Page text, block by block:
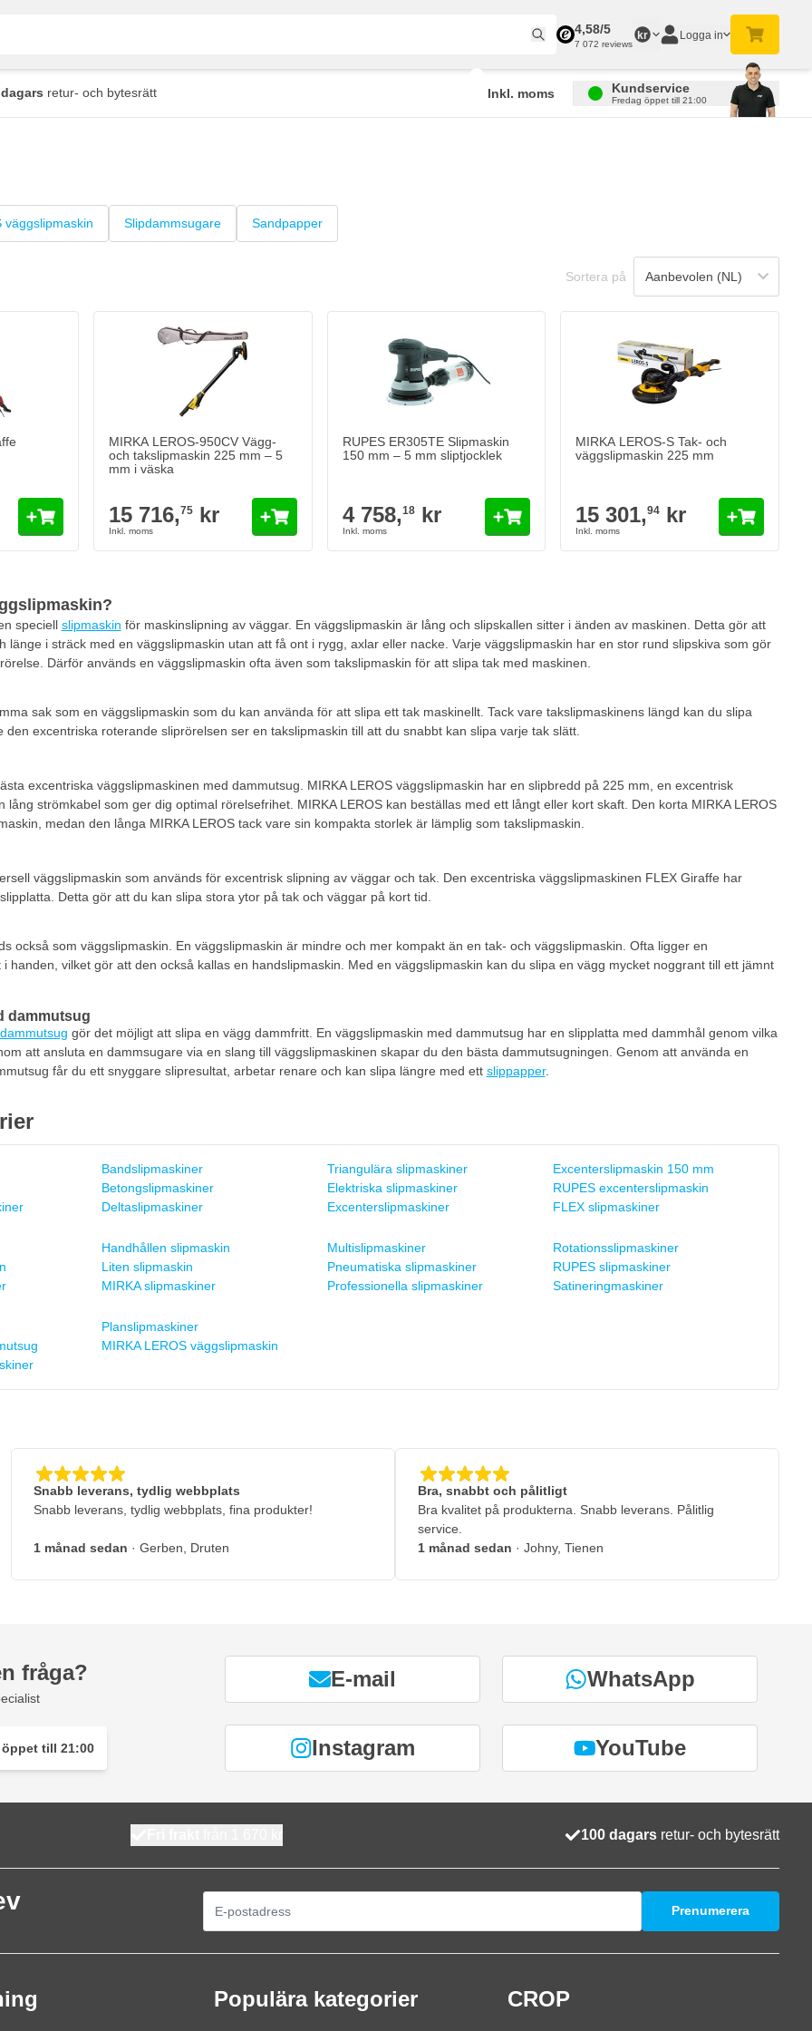
4,58/5
7 072 reviews
kr Logga in
retur- och bytesrätt Inkl. moms Kundservice
Fredag öppet till 21:00
väggslipmaskin Slipdammsugare Sandpapper
Sortera på
MIRKA LEROS-950CV Vägg-
och takslipmaskin 225 mm – 5
mm i väska
15 716,75 kr
RUPES ER305TE Slipmaskin
150 mm – 5 mm sliptjocklek
4 758,18kr
MIRKA LEROS-S Tak- och
väggslipmaskin 225 mm
15 301,94 kr
speciell slipmaskin för maskinslipning av väggar. En väggslipmaskin är lång och slipskallen sitter i änden av maskinen. Detta gör att
länge i sträck med en väggslipmaskin utan att få ont i rygg, axlar eller nacke. Varje väggslipmaskin har en stor rund slipskiva som gör
Därför används en väggslipmaskin ofta även som takslipmaskin för att slipa tak med maskinen.
sak som en väggslipmaskin som du kan använda för att slipa ett tak maskinellt. Tack vare takslipmaskinens längd kan du slipa
den excentriska roterande sliprörelsen ser en takslipmaskin till att du snabbt kan slipa varje tak slätt.
excentriska väggslipmaskinen med dammutsug. MIRKA LEROS väggslipmaskin har en slipbredd på 225 mm, en excentrisk
lång strömkabel som ger dig optimal rörelsefrihet. MIRKA LEROS kan beställas med ett långt eller kort skaft. Den korta MIRKA LEROS
medan den långa MIRKA LEROS tack vare sin kompakta storlek är lämplig som takslipmaskin.
väggslipmaskin som används för excentrisk slipning av väggar och tak. Den excentriska väggslipmaskinen FLEX Giraffe har
Detta gör att du kan slipa stora ytor på tak och väggar på kort tid.
också som väggslipmaskin. En väggslipmaskin är mindre och mer kompakt än en tak- och väggslipmaskin. Ofta ligger en
handen, vilket gör att den också kallas en handslipmaskin. Med en väggslipmaskin kan du slipa en vägg mycket noggrant till ett jämnt
dammutsug
gör det möjligt att slipa en vägg dammfritt. En väggslipmaskin med dammutsug har en slipplatta med dammhål genom vilka
att ansluta en dammsugare via en slang till väggslipmaskinen skapar du den bästa dammutsugningen. Genom att använda en
får du ett snyggare slipresultat, arbetar renare och kan slipa längre med ett slippapper.
Bandslipmaskiner
Betongslipmaskiner
Deltaslipmaskiner
Triangulära slipmaskiner
Elektriska slipmaskiner
Excenterslipmaskiner
Excenterslipmaskin 150 mm
RUPES excenterslipmaskin
FLEX slipmaskiner
Handhållen slipmaskin
Liten slipmaskin
MIRKA slipmaskiner
Multislipmaskiner
Pneumatiska slipmaskiner
Professionella slipmaskiner
Rotationsslipmaskiner
RUPES slipmaskiner
Satineringmaskiner
Planslipmaskiner
MIRKA LEROS väggslipmaskin
Snabb leverans, tydlig webbplats
Snabb leverans, tydlig webbplats, fina produkter!
1 månad sedan · Gerben, Druten
Bra, snabbt och pålitligt
Bra kvalitet på produkterna. Snabb leverans. Pålitlig
service.
1 månad sedan · Johny, Tienen
fråga?
till 21:00
E-mail WhatsApp
Instagram YouTube
100 dagars retur- och bytesrätt
Prenumerera
Populära kategorier CROP